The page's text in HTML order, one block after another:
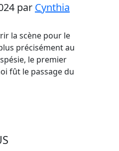
par Cynthia
la scène pour le
précisément au
le premier
fût le passage du